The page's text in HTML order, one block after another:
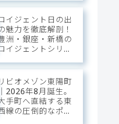
へダイレクト。駅
の圧倒的な躍動
、分譲仕様の「洗
された静穏」が美
くリンクするスタ
リッシュ・ベー
。
イジェント日の出
魅力を徹底解剖！
洲・銀座・新橋の
イジェントシリー
ビオメゾン東陽町
｜2026年8月誕生。
手町へ直結する東
線の圧倒的なポテ